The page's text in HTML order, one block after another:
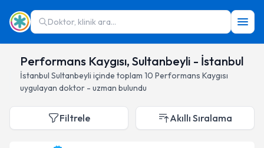
Doktor, klinik ara...
Performans Kaygısı, Sultanbeyli - İstanbul
İstanbul Sultanbeyli içinde toplam 10 Performans Kaygısı
uygulayan doktor - uzman bulundu
Filtrele Akıllı Sıralama